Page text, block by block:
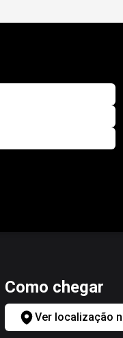
Como chegar
Ver localização